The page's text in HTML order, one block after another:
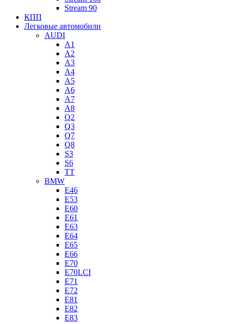
Stream 90
КПП
Легковые автомобили
AUDI
A1
A2
A3
A4
A5
A6
A7
A8
Q2
Q3
Q7
Q8
S3
S6
TT
BMW
E46
E53
E60
E61
E63
E64
E65
E66
E70
E70LCI
E71
E72
E81
E82
E83